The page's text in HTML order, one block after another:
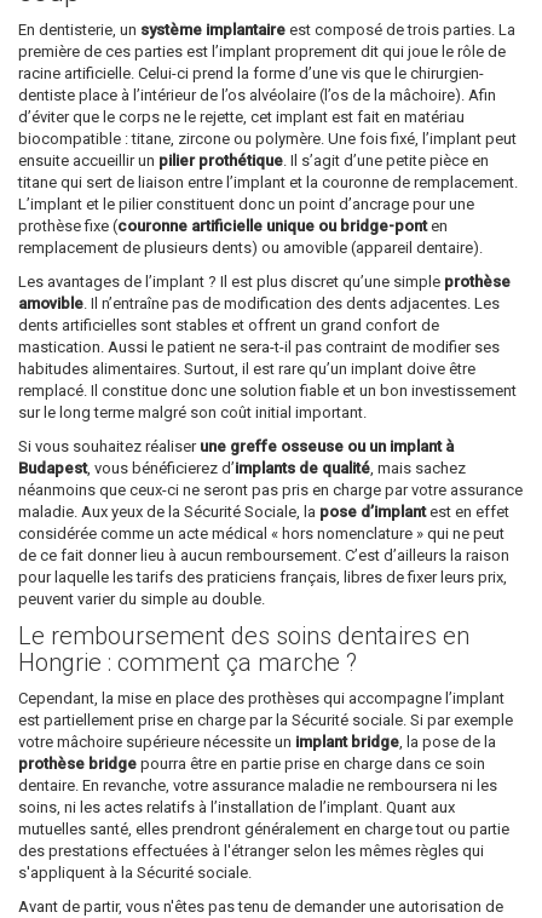
En dentisterie, un système implantaire est composé de trois parties. La
première de ces parties est l’implant proprement dit qui joue le rôle de
racine artificielle. Celui-ci prend la forme d’une vis que le chirurgien-
dentiste place à l’intérieur de l’os alvéolaire (l’os de la mâchoire). Afin
d’éviter que le corps ne le rejette, cet implant est fait en matériau
biocompatible : titane, zircone ou polymère. Une fois fixé, l’implant peut
ensuite accueillir un pilier prothétique. Il s’agit d’une petite pièce en
titane qui sert de liaison entre l’implant et la couronne de remplacement.
L’implant et le pilier constituent donc un point d’ancrage pour une
prothèse fixe (couronne artificielle unique ou bridge-ponten
remplacement de plusieurs dents) ou amovible (appareil dentaire).
Les avantages de l’implant ? Il est plus discret qu’une simple prothèse
amovible. Il n’entraîne pas de modification des dents adjacentes. Les
dents artificielles sont stables et offrent un grand confort de
mastication. Aussi le patient ne sera-t-il pas contraint de modifier ses
habitudes alimentaires. Surtout, il est rare qu’un implant doive être
remplacé. Il constitue donc une solution fiable et un bon investissement
sur le long terme malgré son coût initial important.
Si vous souhaitez réaliser une greffe osseuse ou un implant à
Budapest, vous bénéficierez d’implants de qualité, mais sachez
néanmoins que ceux-ci ne seront pas pris en charge par votre assurance
maladie. Aux yeux de la Sécurité Sociale, la pose d’implantest en effet
considérée comme un acte médical « hors nomenclature » qui ne peut
de ce fait donner lieu à aucun remboursement. C’est d’ailleurs la raison
pour laquelle les tarifs des praticiens français, libres de fixer leurs prix,
peuvent varier du simple au double.
Le remboursement des soins dentaires en
Hongrie : comment ça marche ?
Cependant, la mise en place des prothèses qui accompagne l’implant
est partiellement prise en charge par la Sécurité sociale. Si par exemple
votre mâchoire supérieure nécessite un implant bridge, la pose de la
prothèse bridge pourra être en partie prise en charge dans ce soin
dentaire. En revanche, votre assurance maladie ne remboursera ni les
soins, ni les actes relatifs à l’installation de l’implant. Quant aux
mutuelles santé, elles prendront généralement en charge tout ou partie
des prestations effectuées à l'étranger selon les mêmes règles qui
s'appliquent à la Sécurité sociale.
Avant de partir, vous n'êtes pas tenu de demander une autorisation de